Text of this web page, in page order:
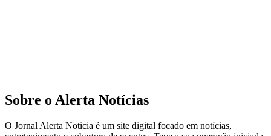
Sobre o Alerta Notícias
O Jornal Alerta Noticia é um site digital focado em notícias,